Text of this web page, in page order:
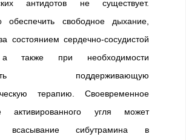
антидотов не существует.
обеспечить свободное дыхание,
состоянием сердечно-сосудистой
также при необходимости
поддерживающую
терапию. Своевременное
активированного угля может
всасывание сибутрамина в